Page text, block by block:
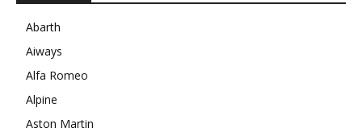
Abarth
Aiways
Alfa Romeo
Alpine
Aston Martin